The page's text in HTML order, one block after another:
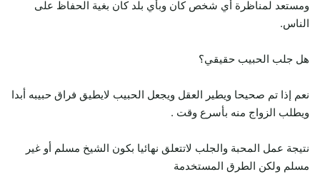
ومستعد لمناظرة أي شخص كان وبأي بلد كان بغية الحفاظ على
الناس.
هل جلب الحبيب حقيقي؟
نعم إذا تم صحيحا ويطير العقل ويجعل الحبيب لايطيق فراق حبيبه أبدا
ويطلب الزواج منه بأسرع وقت .
نتيجة عمل المحبة والجلب لاتتعلق نهائيا بكون الشيخ مسلم أو غير
مسلم ولكن الطرق المستخدمة